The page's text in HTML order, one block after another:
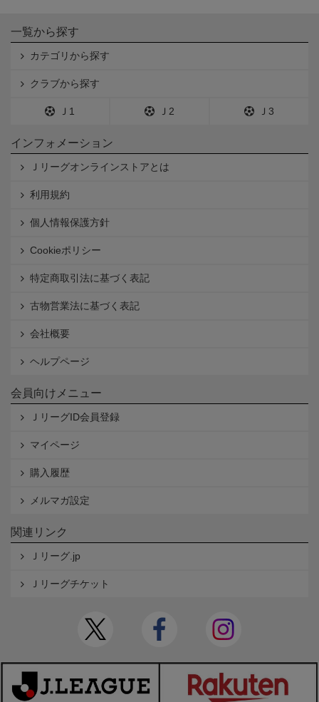
一覧から探す
カテゴリから探す
クラブから探す
Ｊ1 Ｊ2 Ｊ3
インフォメーション
Ｊリーグオンラインストアとは
利用規約
個人情報保護方針
Cookieポリシー
特定商取引法に基づく表記
古物営業法に基づく表記
会社概要
ヘルプページ
会員向けメニュー
ＪリーグID会員登録
マイページ
購入履歴
メルマガ設定
関連リンク
Ｊリーグ.jp
Ｊリーグチケット